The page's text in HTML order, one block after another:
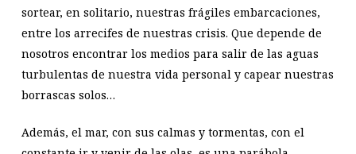
sortear, en solitario, nuestras frágiles embarcaciones,
entre los arrecifes de nuestras crisis. Que depende de
nosotros encontrar los medios para salir de las aguas
turbulentas de nuestra vida personal y capear nuestras
borrascas solos…
Además, el mar, con sus calmas y tormentas, con el